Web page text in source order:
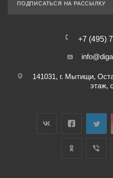
ПОДПИСАТЬСЯ НА РАССЫЛКУ
+7 (495)
141031, г. Мытищи,
этаж,